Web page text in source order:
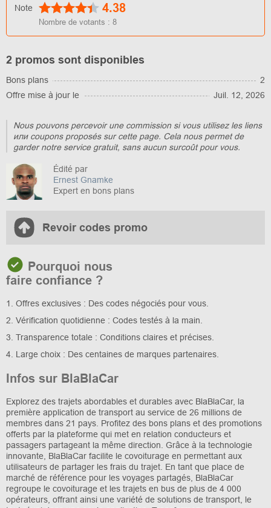
Note 4.38
Nombre de votants : 8
2 promos sont disponibles
Bons plans
2
Offre mise à jour le
Juil. 12, 2026
Nous pouvons percevoir une commission si vous utilisez les liens
или coupons proposés sur cette page. Cela nous permet de
garder notre service gratuit, sans aucun surcoût pour vous.
Édité par
Ernest Gnamke
Expert en bons plans
Revoir codes promo
Pourquoi nous
faire confiance ?
1. Offres exclusives : Des codes négociés pour vous.
2. Vérification quotidienne : Codes testés à la main.
3. Transparence totale : Conditions claires et précises.
4. Large choix : Des centaines de marques partenaires.
Infos sur BlaBlaCar
Explorez des trajets abordables et durables avec BlaBlaCar, la
première application de transport au service de 26 millions de
membres dans 21 pays. Profitez des bons plans et des promotions
offerts par la plateforme qui met en relation conducteurs et
passagers partageant la même direction. Grâce à la technologie
innovante, BlaBlaCar facilite le covoiturage en permettant aux
utilisateurs de partager les frais du trajet. En tant que place de
marché de référence pour les voyages partagés, BlaBlaCar
regroupe le covoiturage et les trajets en bus de plus de 4 000
opérateurs, offrant ainsi une variété de solutions de transport, le